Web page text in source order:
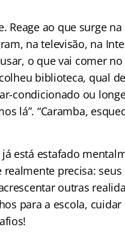
Reage ao que surge
na televisão, na
o que vai comer
biblioteca, qual
condicionado ou
lá”. “Caramba,
está estafado
precisa: seus
outras
para a escola,